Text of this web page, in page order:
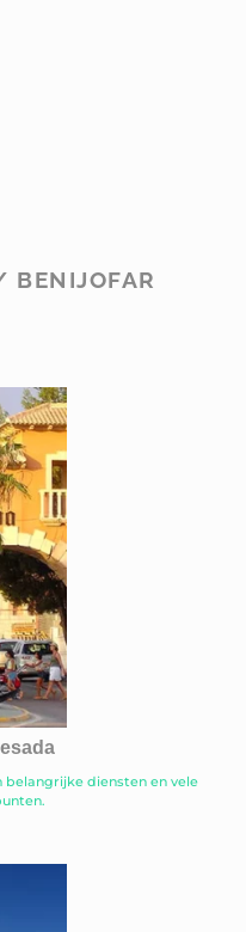
BENIJOFAR
belangrijke diensten en vele